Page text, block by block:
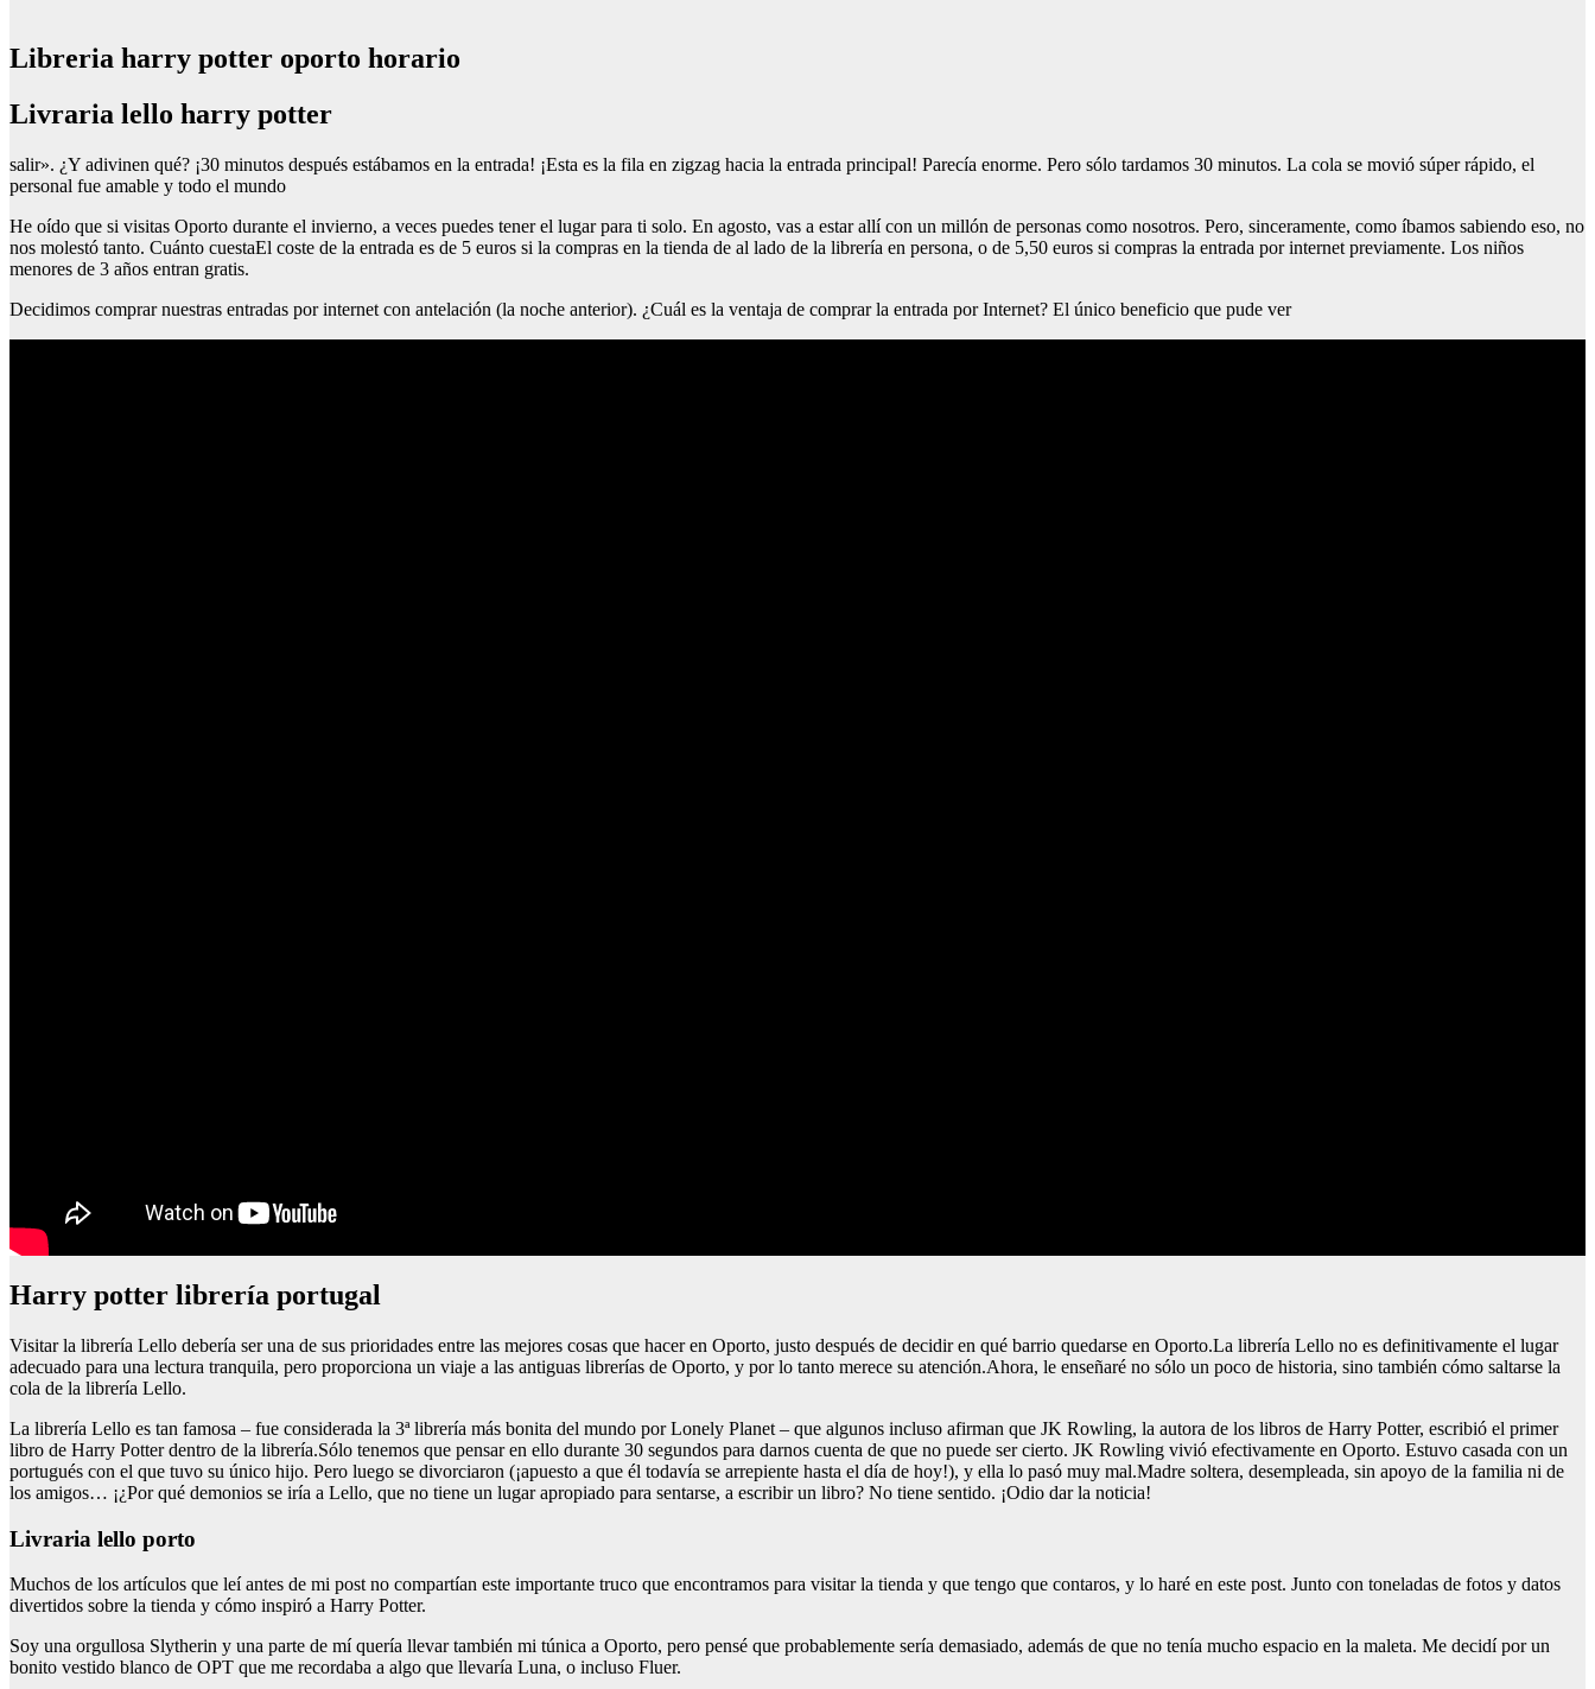
Libreria harry potter oporto horario
Livraria lello harry potter
salir». ¿Y adivinen qué? ¡30 minutos después estábamos en la entrada! ¡Esta es la fila en zigzag hacia la entrada principal! Parecía enorme. Pero sólo tardamos 30 minutos. La cola se movió súper rápido, el
personal fue amable y todo el mundo
He oído que si visitas Oporto durante el invierno, a veces puedes tener el lugar para ti solo. En agosto, vas a estar allí con un millón de personas como nosotros. Pero, sinceramente, como íbamos sabiendo eso, no
nos molestó tanto. Cuánto cuestaEl coste de la entrada es de 5 euros si la compras en la tienda de al lado de la librería en persona, o de 5,50 euros si compras la entrada por internet previamente. Los niños
menores de 3 años entran gratis.
Decidimos comprar nuestras entradas por internet con antelación (la noche anterior). ¿Cuál es la ventaja de comprar la entrada por Internet? El único beneficio que pude ver
Harry potter librería portugal
Visitar la librería Lello debería ser una de sus prioridades entre las mejores cosas que hacer en Oporto, justo después de decidir en qué barrio quedarse en Oporto.La librería Lello no es definitivamente el lugar
adecuado para una lectura tranquila, pero proporciona un viaje a las antiguas librerías de Oporto, y por lo tanto merece su atención.Ahora, le enseñaré no sólo un poco de historia, sino también cómo saltarse la
cola de la librería Lello.
La librería Lello es tan famosa – fue considerada la 3ª librería más bonita del mundo por Lonely Planet – que algunos incluso afirman que JK Rowling, la autora de los libros de Harry Potter, escribió el primer
libro de Harry Potter dentro de la librería.Sólo tenemos que pensar en ello durante 30 segundos para darnos cuenta de que no puede ser cierto. JK Rowling vivió efectivamente en Oporto. Estuvo casada con un
portugués con el que tuvo su único hijo. Pero luego se divorciaron (¡apuesto a que él todavía se arrepiente hasta el día de hoy!), y ella lo pasó muy mal.Madre soltera, desempleada, sin apoyo de la familia ni de
los amigos… ¡¿Por qué demonios se iría a Lello, que no tiene un lugar apropiado para sentarse, a escribir un libro? No tiene sentido. ¡Odio dar la noticia!
Livraria lello porto
Muchos de los artículos que leí antes de mi post no compartían este importante truco que encontramos para visitar la tienda y que tengo que contaros, y lo haré en este post. Junto con toneladas de fotos y datos
divertidos sobre la tienda y cómo inspiró a Harry Potter.
Soy una orgullosa Slytherin y una parte de mí quería llevar también mi túnica a Oporto, pero pensé que probablemente sería demasiado, además de que no tenía mucho espacio en la maleta. Me decidí por un
bonito vestido blanco de OPT que me recordaba a algo que llevaría Luna, o incluso Fluer.